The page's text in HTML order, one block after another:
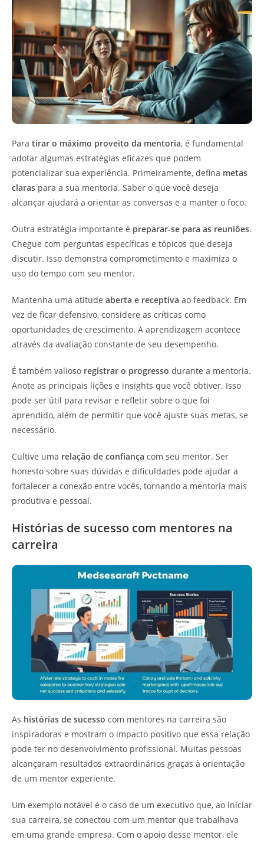
Para tirar o máximo proveito da mentoria, é fundamental
adotar algumas estratégias eficazes que podem
potencializar sua experiência. Primeiramente, defina metas
claras para a sua mentoria. Saber o que você deseja
alcançar ajudará a orientar as conversas e a manter o foco.
Outra estratégia importante é preparar-se para as reuniões.
Chegue com perguntas específicas e tópicos que deseja
discutir. Isso demonstra comprometimento e maximiza o
uso do tempo com seu mentor.
Mantenha uma atitude aberta e receptiva ao feedback. Em
vez de ficar defensivo, considere as críticas como
oportunidades de crescimento. A aprendizagem acontece
através da avaliação constante de seu desempenho.
É também valioso registrar o progresso durante a mentoria.
Anote as principais lições e insights que você obtiver. Isso
pode ser útil para revisar e refletir sobre o que foi
aprendido, além de permitir que você ajuste suas metas, se
necessário.
Cultive uma relação de confiança com seu mentor. Ser
honesto sobre suas dúvidas e dificuldades pode ajudar a
fortalecer a conexão entre vocês, tornando a mentoria mais
produtiva e pessoal.
Histórias de sucesso com mentores na
carreira
As histórias de sucesso com mentores na carreira são
inspiradoras e mostram o impacto positivo que essa relação
pode ter no desenvolvimento profissional. Muitas pessoas
alcançaram resultados extraordinários graças à orientação
de um mentor experiente.
Um exemplo notável é o caso de um executivo que, ao iniciar
sua carreira, se conectou com um mentor que trabalhava
em uma grande empresa. Com o apoio desse mentor, ele